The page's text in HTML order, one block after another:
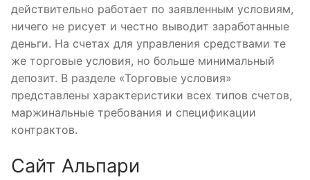
действительно работает по заявленным условиям,
ничего не рисует и честно выводит заработанные
деньги. На счетах для управления средствами те
же торговые условия, но больше минимальный
депозит. В разделе «Торговые условия»
представлены характеристики всех типов счетов,
маржинальные требования и спецификации
контрактов.
Сайт Альпари